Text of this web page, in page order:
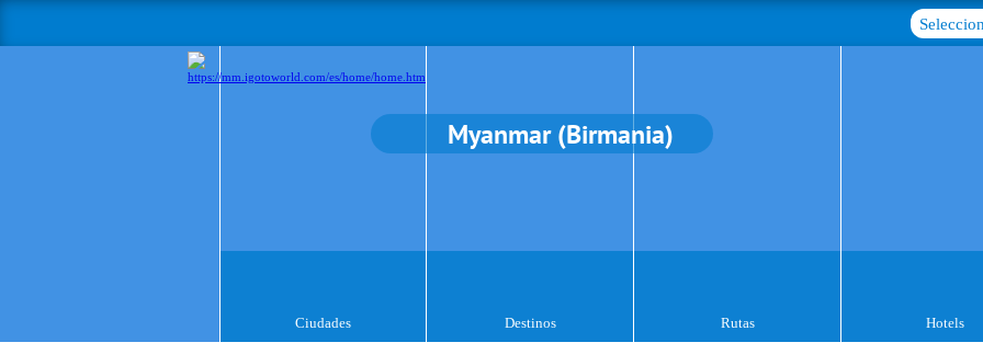
Myanmar (Birmania)
Ciudades Destinos Rutas Hotels